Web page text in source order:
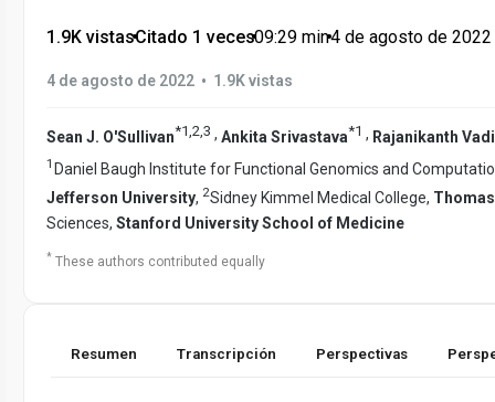
1.9K vistas•Citado 1 veces•09:29 min•4 de agosto de 2022
4 de agosto de 2022 • 1.9K vistas
Sean J. O'Sullivan*1,2,3 , Ankita Srivastava*1 , Rajanikanth
1 Daniel Baugh Institute for Functional Genomics and
Jefferson University, 2Sidney Kimmel Medical College,
Sciences, Stanford University School of Medicine
* These authors contributed equally
Resumen Transcripción Perspectivas